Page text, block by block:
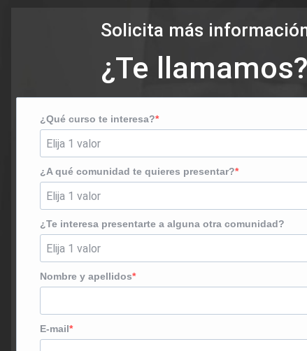
Solicita más
¿Te llamamos?
¿Qué curso te interesa?
¿A qué comunidad te quieres presentar?
¿Te interesa presentarte a alguna otra comunidad?
Nombre y apellidos
E-mail